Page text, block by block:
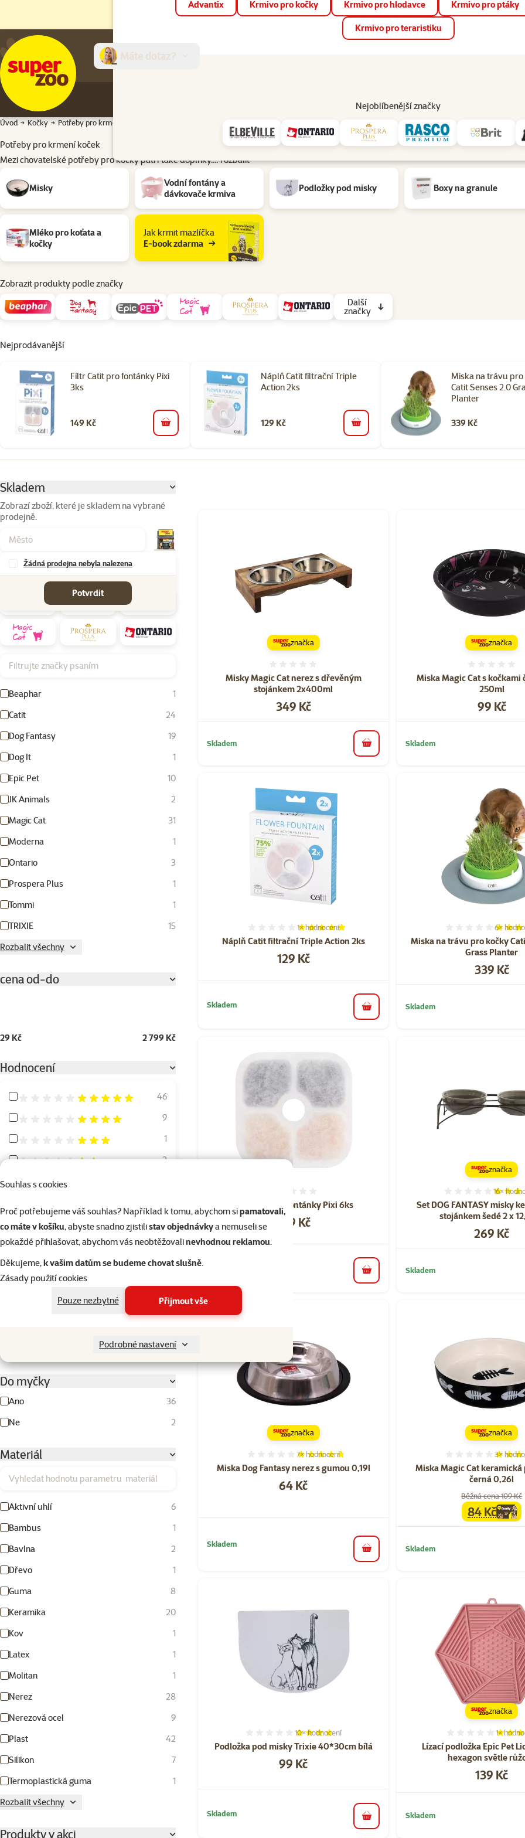
📱 Stáhněte si novou aplikaci Super zoo.Více informací
Souhlas s cookies
Proč potřebujeme váš souhlas? Například k tomu, abychom sipamatovali,
co máte v košíku, abyste snadno zjistilistav objednávkya nemuseli se
pokaždé přihlašovat, abychom vás neobtěžovalinevhodnou reklamou.
Děkujeme,k vašim datům se budeme chovat slušně.
Zásady použití cookies
Pouze nezbytné
Přijmout vše
Podrobné nastavení
Advantix Krmivo pro kočky Krmivo pro hlodavce Krmivo pro ptáky
Krmivo pro teraristiku
Nejoblíbenější značky
Prodejny Služby
Úvod Kočky Potřeby pro krmení
Potřeby pro krmení koček
Mezi chovatelské potřeby pro kočky patří také doplňky.…rozbalit
Misky
Vodní fontány a
dávkovače krmiva
Podložky pod misky Boxy na granule
Mléko pro koťata a
kočky
Jak krmit mazlíčka
E-book zdarma
Zobrazit produkty podle značky
Další
značky
Nejprodávanější
Filtr Catit pro fontánky Pixi
3ks
149 Kč do košíku
Náplň Catit filtrační Triple
Action 2ks
129 Kč do košíku
Miska na trávu
Catit Senses 2.0
Planter
339 Kč
Skladem
Zobrazí zboží, které je skladem na vybrané
prodejně.
Žádná prodejna nebyla nalezena
Potvrdit
Filtrujte značky psaním
Beaphar
1
Catit
24
Dog Fantasy
19
Dog It
1
Epic Pet
10
JK Animals
2
Magic Cat
31
Moderna
1
Ontario
3
Prospera Plus
1
Tommi
1
TRIXIE
15
Rozbalit všechny
cena od-do
29 Kč 2 799 Kč
Hodnocení
Hodnocení 100%
46
Hodnocení 80%
9
Hodnocení 60%
1
Hodnocení 40%
2
Typ misky
Dvojmiska
8
Klasická
35
Protihltací
6
4
OranžováRůžováStříbrnáSvětle modrá
VínováZelenáČerná
ČervenáŠedá Žlutá
Do myčky
Ano
36
Ne
2
Materiál
Vyhledat hodnotu parametru materiál
Aktivní uhlí
6
Bambus
1
Bavlna
2
Dřevo
1
Guma
8
Keramika
20
Kov
1
Latex
1
Molitan
1
Nerez
28
Nerezová ocel
9
Plast
42
Silikon
7
Termoplastická guma
1
Rozbalit všechny
Produkty v akci
Misky Magic Cat nerez s dřevěným
stojánkem 2x400ml
Cena
349 Kč
značka
Skladem do košíku
Miska Magic Cat s kočkami
250ml
Cena
99 Kč
značka
Skladem
Náplň Catit filtrační Triple Action 2ks
Hodnocení 100%, počet hodnocení: 1
1×hodnocení
Cena
129 Kč
Skladem
do košíku
Miska na trávu pro kočky
Grass Planter
6×
Cena
339 Kč
Skladem
Filtr Catit pro fontánky Pixi 6ks
Cena
279 Kč
do košíku
Set DOG FANTASY misky
stojánkem šedé 2 x
16×
Cena
269 Kč
značka
Skladem
Miska Dog Fantasy nerez s gumou 0,19l
Hodnocení 94%, počet hodnocení: 7
7×hodnocení
Cena
64 Kč
značka
Skladem
do košíku
Miska Magic Cat
černá 0,26l
3×
Běžná cena 109 Kč
familycena
84 Kč
značka
Skladem
Podložka pod misky Trixie 40*30cm bílá
Hodnocení 74%, počet hodnocení: 10
10×hodnocení
Cena
99 Kč
Skladem
do košíku
Lízací podložka Epic Pet
hexagon světle
1×
Cena
139 Kč
značka
Skladem